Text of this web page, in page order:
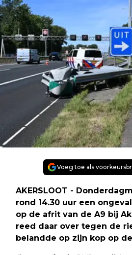
Voeg toe als
AKERSLOOT -
rond 14.30 uur een
op de afrit van de A9 bij
reed daar over tegen de
belandde op zijn kop op